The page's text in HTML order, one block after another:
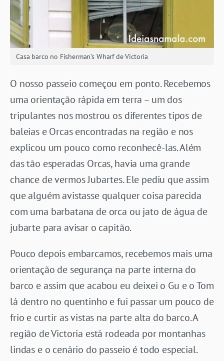
Casa barco no Fisherman’s Wharf de Victoria
O nosso passeio começou em ponto. Recebemos
uma orientação rápida em terra – um dos
tripulantes nos mostrou os diferentes tipos de
baleias e Orcas encontradas na região e nos
explicou um pouco como reconhecê-las. Além
das tão esperadas Orcas, havia uma grande
chance de vermos Jubartes. Ele pediu que assim
que alguém avistasse qualquer coisa parecida
com uma barbatana de orca ou jato de água de
jubarte para avisar o capitão.
Pouco depois embarcamos, recebemos mais uma
orientação de segurança na parte interna do
barco e assim que acabou eu deixei o Gu e o Tom
lá dentro no quentinho e fui passar um pouco de
frio e curtir as vistas na parte alta do barco. A
região de Victoria está rodeada por montanhas
lindas e o cenário do passeio é todo especial.